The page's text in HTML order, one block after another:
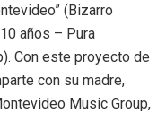
(Bizarro
años – Pura
Con este proyecto de
con su madre,
Music Group,